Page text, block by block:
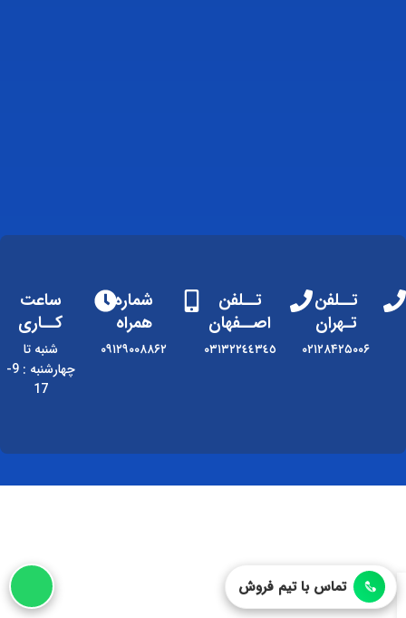
تــلفن
تـهران
۰۲۱۲۸۴۲۵۰۰۶
تــلفن
اصــفهان
٠٣١٣٢٢٤٤٣٤٥
شماره
همراه
۰۹۱۲۹۰۰۸۸۶۲
ساعت
کــاری
شنبه تا
چهارشنبه : 9-
17
تماس با تیم فروش